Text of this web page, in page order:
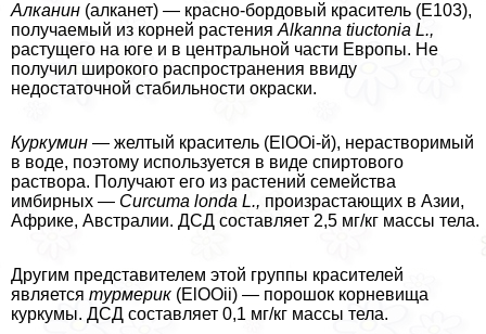
Алканин (алканет) — красно-бордовый краситель (Е103),
получаемый из корней растения Alkanna tiuctonia L.,
растущего на юге и в центральной части Европы. Не
получил широкого распространения ввиду
недостаточной стабильности окраски.
Куркумин — желтый краситель (ElOOi-й), нерастворимый
в воде, поэтому используется в виде спиртового
раствора. Получают его из растений семейства
имбирных — Curcuma londa L., произрастающих в Азии,
Африке, Австралии. ДСД составляет 2,5 мг/кг массы тела.
Другим представителем этой группы красителей
является турмерик (ElOOii) — порошок корневища
куркумы. ДСД составляет 0,1 мг/кг массы тела.